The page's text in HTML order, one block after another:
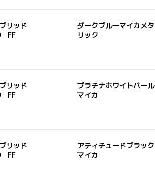
リッド
FF
ダークブルーマイカメタ
リック
リッド
FF
プラチナホワイトパール
マイカ
リッド
FF
アティチュードブラック
マイカ